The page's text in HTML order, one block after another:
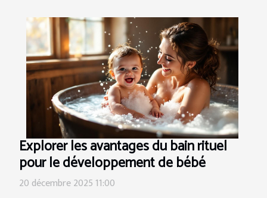
Explorer les avantages du bain rituel
pour le développement de bébé
20 décembre 2025 11:00